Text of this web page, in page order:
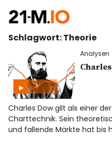
∞/21M
BEGINN
BITCOIN
ANALYSEN
NEWS
Schlagwort:Theorie
Analysen
Charles Dow gilt als einer
Charttechnik. Sein
und fallende Märkte hat bis